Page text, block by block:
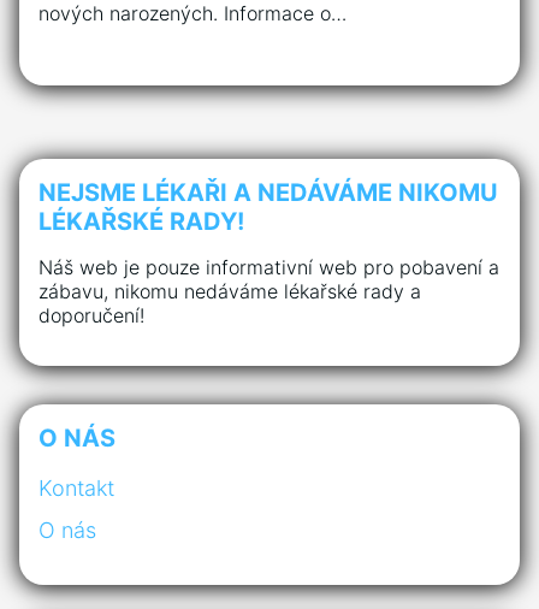
nových narozených. Informace o…
NEJSME LÉKAŘI A NEDÁVÁME NIKOMU
LÉKAŘSKÉ RADY!
Náš web je pouze informativní web pro pobavení a
zábavu, nikomu nedáváme lékařské rady a
doporučení!
O NÁS
Kontakt
O nás